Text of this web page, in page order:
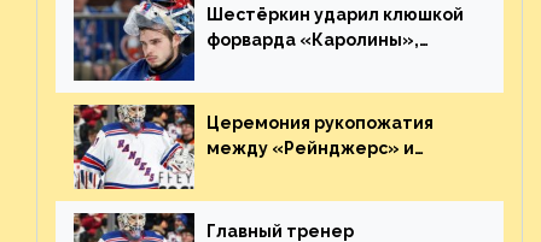
Шестёркин ударил клюшкой
форварда «Каролины»,
пятаке. Видео
Церемония рукопожатия
между «Рейнджерс» и
матча плей-офф. Видео
Главный тренер